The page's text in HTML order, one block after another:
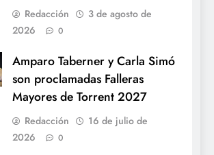
Redacción
3 de agosto de
2026
0
Amparo Taberner y Carla Simó
son proclamadas Falleras
Mayores de Torrent 2027
Redacción
16 de julio de
2026
0